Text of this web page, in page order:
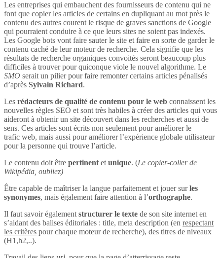
Les entreprises qui embauchent des fournisseurs de contenu qui ne
font que copier les articles de certains en dupliquant au mot près le
contenu des autres courent le risque de graves sanctions de Google
qui pourraient conduire à ce que leurs sites ne soient pas indexés.
Les Google bots vont faire sauter le site et faire en sorte de garder le
contenu caché de leur moteur de recherche. Cela signifie que les
résultats de recherche organiques convoités seront beaucoup plus
difficiles à trouver pour quiconque viole le nouvel algorithme. Le
SMO serait un pilier pour faire remonter certains articles pénalisés
d’après Sylvain Richard.
Les rédacteurs de qualité de contenu pour le web connaissent les
nouvelles règles SEO et sont très habiles à créer des articles qui vous
aideront à obtenir un site découvert dans les recherches et aussi de
sens. Ces articles sont écrits non seulement pour améliorer le
trafic web, mais aussi pour améliorer l’expérience globale utilisateur
pour la personne qui trouve l’article.
Le contenu doit être pertinent et unique. (Le copier-coller de
Wikipédia, oubliez)
Être capable de maîtriser la langue parfaitement et jouer surles
synonymes, mais également faire attention à l’orthographe.
Il faut savoir également structurer le texte de son site internet en
s’aidant des balises éditoriales : title, meta description (en respectant
les critères pour chaque moteur de recherche), des titres de niveaux
(H1,h2,..).